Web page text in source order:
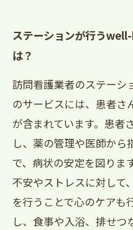
ステーションが行う
は？
訪問看護業者のステー
のサービスには、患者さ
が含まれています。患者
し、薬の管理や医師から
で、病状の安定を図りま
不安やストレスに対して
を行うことで心のケアも
し、食事や入浴、排せ